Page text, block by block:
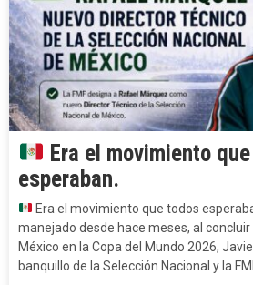
Era el movimiento
esperaban.
Era el movimiento que todos
manejado desde hace meses, al
México en la Copa del Mundo 2026,
banquillo de la Selección Nacional y la